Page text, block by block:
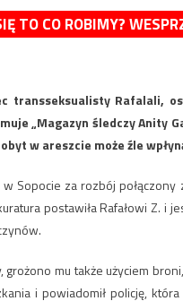
TO CO ROBIMY?
transseksualisty Rafalali,
„Magazyn śledczy Anity
w areszcie może źle
Sopocie za rozbój
postawiła Rafałowi Z.
mu także użyciem
i powiadomił policję,